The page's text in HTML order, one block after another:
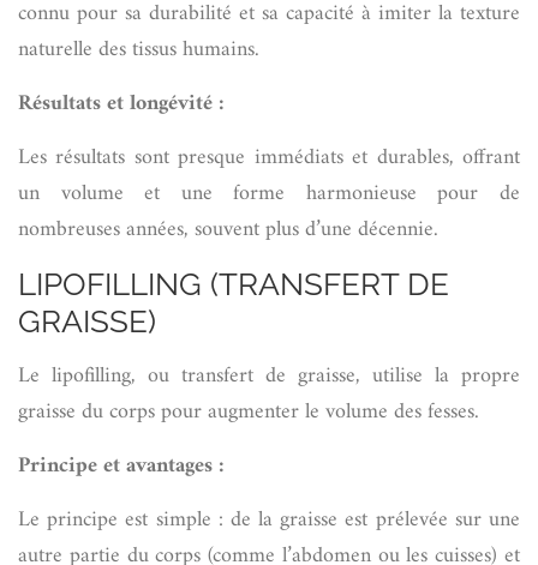
connu pour sa durabilité et sa capacité à imiter la texture
naturelle des tissus humains.
Résultats et longévité :
Les résultats sont presque immédiats et durables, offrant
un volume et une forme harmonieuse pour de
nombreuses années, souvent plus d’une décennie.
LIPOFILLING (TRANSFERT DE
GRAISSE)
Le lipofilling, ou transfert de graisse, utilise la propre
graisse du corps pour augmenter le volume des fesses.
Principe et avantages :
Le principe est simple : de la graisse est prélevée sur une
autre partie du corps (comme l’abdomen ou les cuisses) et